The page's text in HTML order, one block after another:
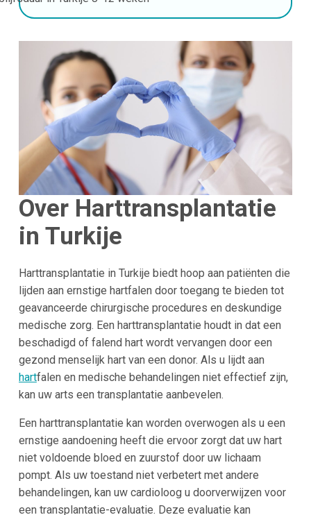
Over Harttransplantatie
in Turkije
Harttransplantatie in Turkije biedt hoop aan patiënten die
lijden aan ernstige hartfalen door toegang te bieden tot
geavanceerde chirurgische procedures en deskundige
medische zorg. Een harttransplantatie houdt in dat een
beschadigd of falend hart wordt vervangen door een
gezond menselijk hart van een donor. Als u lijdt aan
hartfalen en medische behandelingen niet effectief zijn,
kan uw arts een transplantatie aanbevelen.
Een harttransplantatie kan worden overwogen als u een
ernstige aandoening heeft die ervoor zorgt dat uw hart
niet voldoende bloed en zuurstof door uw lichaam
pompt. Als uw toestand niet verbetert met andere
behandelingen, kan uw cardioloog u doorverwijzen voor
een transplantatie-evaluatie. Deze evaluatie kan